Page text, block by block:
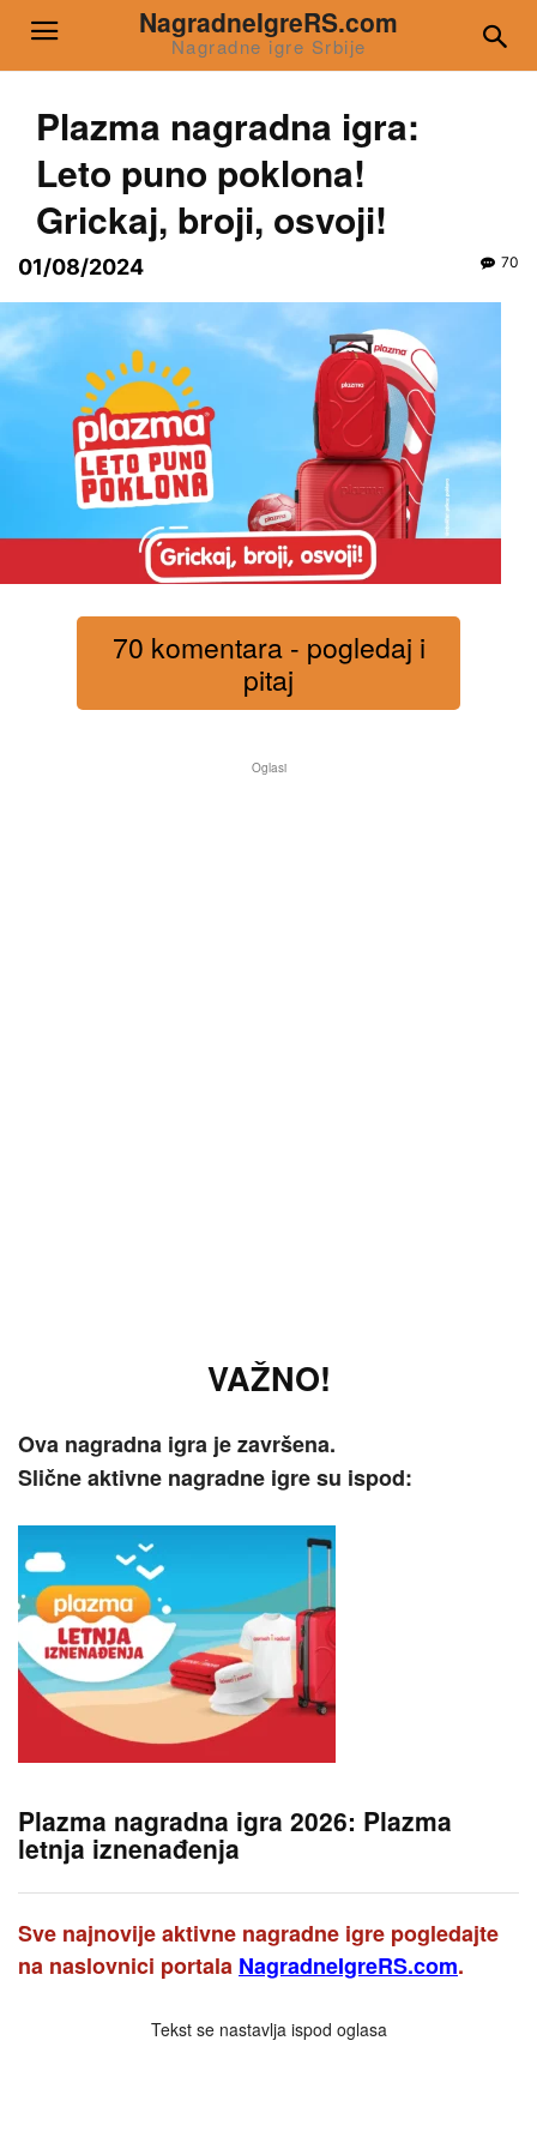
NagradneIgreRS.com
Nagradne igre Srbije
Plazma nagradna igra:
Leto puno poklona!
Grickaj, broji, osvoji!
01/08/2024 70
70 komentara - pogledaj i
pitaj
Oglasi
VAŽNO!
Ova nagradna igra je završena.
Slične aktivne nagradne igre su ispod:
Plazma nagradna igra 2026: Plazma
letnja iznenađenja
Sve najnovije aktivne nagradne igre pogledajte
na naslovnici portala NagradneIgreRS.com.
Tekst se nastavlja ispod oglasa